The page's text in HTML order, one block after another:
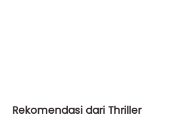
Rekomendasi dari Thriller